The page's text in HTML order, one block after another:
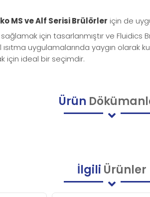
MS ve Alf Serisi Brülörler için de
için tasarlanmıştır ve Fluidics
uygulamalarında yaygın
için ideal bir seçimdir.
Ürün
İlgili Ürünler